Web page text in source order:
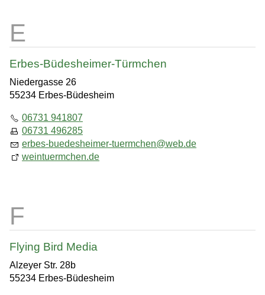
Erbes-Büdesheimer-Türmchen
Niedergasse 26
55234 Erbes-Büdesheim
06731 941807
06731 496285
erbes-buedesheimer-tuermchen@web.de
weintuermchen.de
Flying Bird Media
Alzeyer Str. 28b
55234 Erbes-Büdesheim